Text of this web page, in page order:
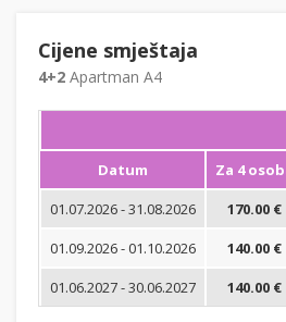
Cijene smještaja
4+2 Apartman A4
Datum Za 4
01.07.2026 - 31.08.2026
170.00 €
01.09.2026 - 01.10.2026
140.00 €
01.06.2027 - 30.06.2027
140.00 €